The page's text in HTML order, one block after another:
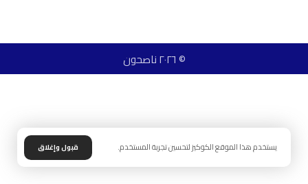
© ٢٠٢٦ ناصحون
يستخدم هذا الموقع الكوكيز لتحسين تجربة المستخدم. قبول وإغلاق